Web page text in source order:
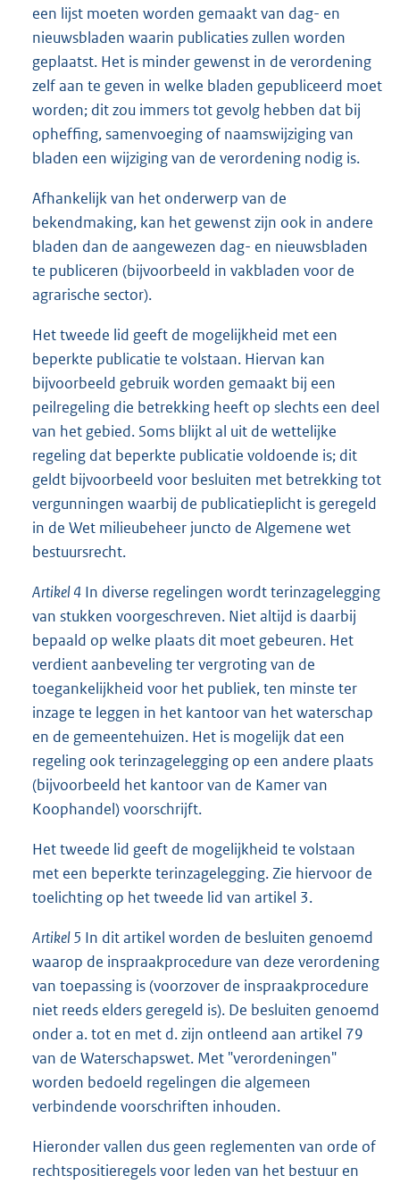
een lijst moeten worden gemaakt van dag- en
nieuwsbladen waarin publicaties zullen worden
geplaatst. Het is minder gewenst in de verordening
zelf aan te geven in welke bladen gepubliceerd moet
worden; dit zou immers tot gevolg hebben dat bij
opheffing, samenvoeging of naamswijziging van
bladen een wijziging van de verordening nodig is.
Afhankelijk van het onderwerp van de
bekendmaking, kan het gewenst zijn ook in andere
bladen dan de aangewezen dag- en nieuwsbladen
te publiceren (bijvoorbeeld in vakbladen voor de
agrarische sector).
Het tweede lid geeft de mogelijkheid met een
beperkte publicatie te volstaan. Hiervan kan
bijvoorbeeld gebruik worden gemaakt bij een
peilregeling die betrekking heeft op slechts een deel
van het gebied. Soms blijkt al uit de wettelijke
regeling dat beperkte publicatie voldoende is; dit
geldt bijvoorbeeld voor besluiten met betrekking tot
vergunningen waarbij de publicatieplicht is geregeld
in de Wet milieubeheer juncto de Algemene wet
bestuursrecht.
Artikel 4 In diverse regelingen wordt terinzagelegging
van stukken voorgeschreven. Niet altijd is daarbij
bepaald op welke plaats dit moet gebeuren. Het
verdient aanbeveling ter vergroting van de
toegankelijkheid voor het publiek, ten minste ter
inzage te leggen in het kantoor van het waterschap
en de gemeentehuizen. Het is mogelijk dat een
regeling ook terinzagelegging op een andere plaats
(bijvoorbeeld het kantoor van de Kamer van
Koophandel) voorschrijft.
Het tweede lid geeft de mogelijkheid te volstaan
met een beperkte terinzagelegging. Zie hiervoor de
toelichting op het tweede lid van artikel 3.
Artikel 5 In dit artikel worden de besluiten genoemd
waarop de inspraakprocedure van deze verordening
van toepassing is (voorzover de inspraakprocedure
niet reeds elders geregeld is). De besluiten genoemd
onder a. tot en met d. zijn ontleend aan artikel 79
van de Waterschapswet. Met "verordeningen"
worden bedoeld regelingen die algemeen
verbindende voorschriften inhouden.
Hieronder vallen dus geen reglementen van orde of
rechtspositieregels voor leden van het bestuur en